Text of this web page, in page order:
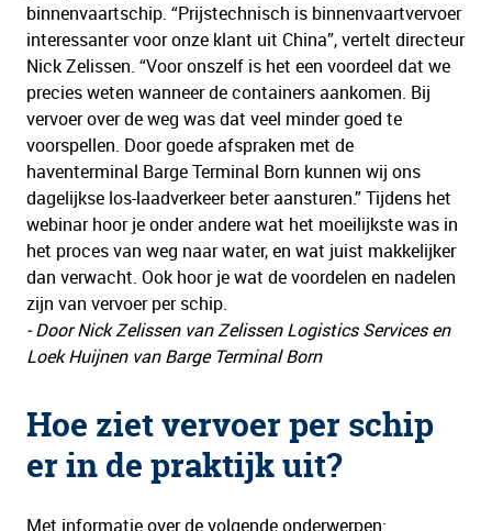
binnenvaartschip. “Prijstechnisch is binnenvaartvervoer
interessanter voor onze klant uit China”, vertelt directeur
Nick Zelissen. “Voor onszelf is het een voordeel dat we
precies weten wanneer de containers aankomen. Bij
vervoer over de weg was dat veel minder goed te
voorspellen. Door goede afspraken met de
haventerminal Barge Terminal Born kunnen wij ons
dagelijkse los-laadverkeer beter aansturen.” Tijdens het
webinar hoor je onder andere wat het moeilijkste was in
het proces van weg naar water, en wat juist makkelijker
dan verwacht. Ook hoor je wat de voordelen en nadelen
zijn van vervoer per schip.
- Door Nick Zelissen van Zelissen Logistics Services en
Loek Huijnen van Barge Terminal Born
Hoe ziet vervoer per schip
er in de praktijk uit?
Met informatie over de volgende onderwerpen: